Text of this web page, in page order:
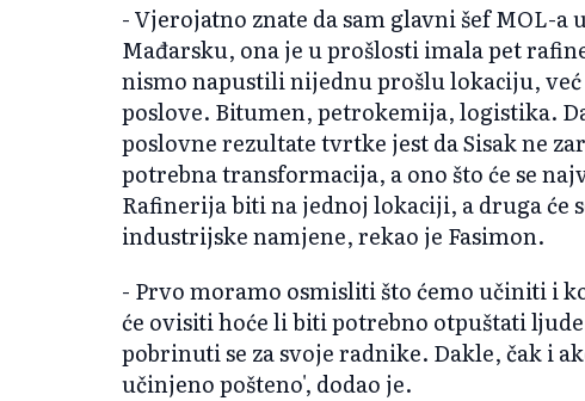
- Vjerojatno znate da sam glavni šef MOL-a
Mađarsku, ona je u prošlosti imala pet
nismo napustili nijednu prošlu lokaciju,
poslove. Bitumen, petrokemija, logistika.
poslovne rezultate tvrtke jest da Sisak ne
potrebna transformacija, a ono što će se
Rafinerija biti na jednoj lokaciji, a druga će
industrijske namjene, rekao je Fasimon.
- Prvo moramo osmisliti što ćemo učiniti i
će ovisiti hoće li biti potrebno otpuštati
pobrinuti se za svoje radnike. Dakle, čak i
učinjeno pošteno', dodao je.